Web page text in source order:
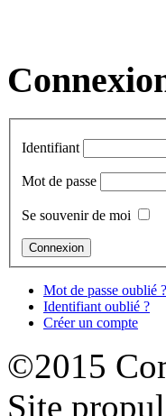
Identifiant
Mot de passe
Se souvenir de moi
Mot de passe oublié ?
Identifiant oublié ?
Créer un compte
©2015
Site